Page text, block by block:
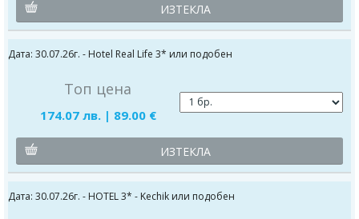
ИЗТЕКЛА
Дата: 30.07.26г. - Hotel Real Life 3* или подобен
Топ цена
174.07 лв. | 89.00 €
ИЗТЕКЛА
Дата: 30.07.26г. - HOTEL 3* - Kechik или подобен